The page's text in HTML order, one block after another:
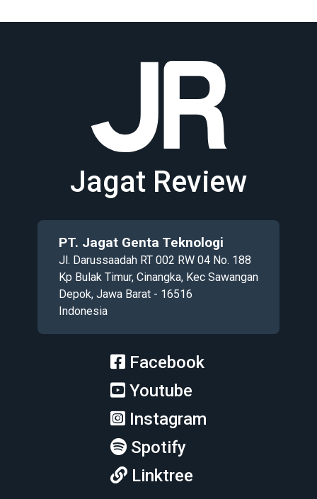
Jagat Review
PT. Jagat Genta Teknologi
Jl. Darussaadah RT 002 RW 04 No. 188
Kp Bulak Timur, Cinangka, Kec Sawangan
Depok, Jawa Barat - 16516
Indonesia
Facebook
Youtube
Instagram
Spotify
Linktree